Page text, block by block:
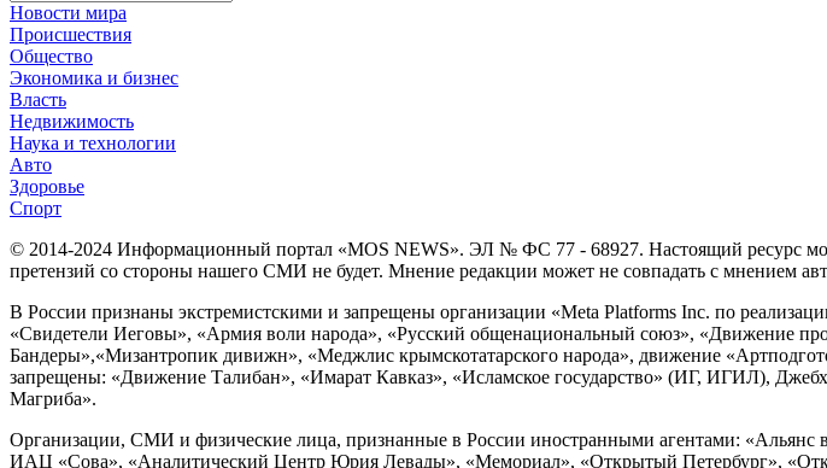
Новости мира
Происшествия
Общество
Экономика и бизнес
Власть
Недвижимость
Наука и технологии
Авто
Здоровье
Спорт
© 2014-2024 Информационный портал «MOS NEWS». ЭЛ № ФС 77 - 68927. Настоящий ресурс
претензий со стороны нашего СМИ не будет. Мнение редакции может не совпадать с мнением
В России признаны экстремистскими и запрещены организации «Meta Platforms Inc. по
«Свидетели Иеговы», «Армия воли народа», «Русский общенациональный союз»,
Бандеры»,«Мизантропик дивижн», «Меджлис крымскотатарского народа», движение
запрещены: «Движение Талибан», «Имарат Кавказ», «Исламское государство» (ИГ, ИГИЛ),
Магриба».
Организации, СМИ и физические лица, признанные в России иностранными агентами:
ИАЦ «Сова», «Аналитический Центр Юрия Левады», «Мемориал», «Открытый Петербург»,